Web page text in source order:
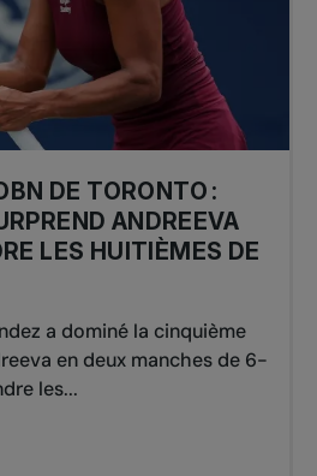
DE TORONTO :
ANDREEVA
LES HUITIÈMES DE
a dominé la cinquième
en deux manches de 6-
les...